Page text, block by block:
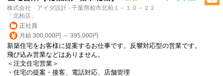
株式会社 アイダ設計 - 千葉県柏市北柏１－１０－２２
「北柏店」
正社員
月給 300,000円 ～ 395,000円
新築住宅をお客様に提案するお仕事です。反響対応型の営業です。
飛び込み営業などはありません。
＜注文住宅営業 ＞
・住宅の提案・接客、電話対応、店舗管理